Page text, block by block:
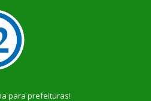
para prefeituras!